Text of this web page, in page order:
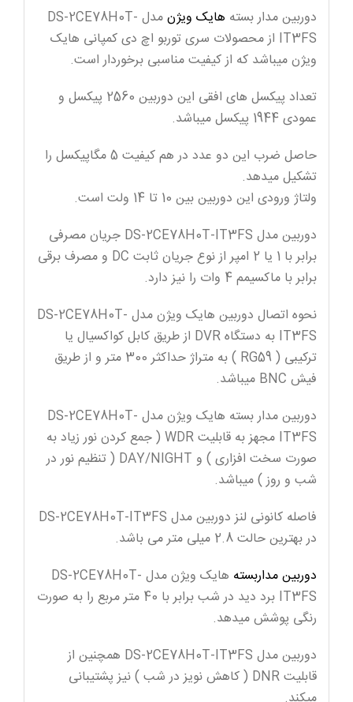
دوربین مدار بسته هایک ویژن
مدل DS-2CE78H0T-
IT3FS از محصولات سری توربو اچ دی کمپانی هایک
ویژن میباشد که از کیفیت مناسبی برخوردار است.
تعداد پیکسل های افقی این دوربین 2560 پیکسل و
عمودی 1944 پیکسل میباشد.
حاصل ضرب این دو عدد در هم کیفیت 5 مگاپیکسل را
تشکیل میدهد.
ولتاژ ورودی این دوربین بین 10 تا 14 ولت است.
دوربین مدل DS-2CE78H0T-IT3FS جریان مصرفی
برابر با 1 یا 2 امپر از نوع جریان ثابت DC و مصرف برقی
برابر با ماکسیمم 4 وات را نیز دارد.
نحوه اتصال دوربین هایک ویژن مدل DS-2CE78H0T-
IT3FS به دستگاه DVR از طریق کابل کواکسیال یا
ترکیبی ( RG59 ) به متراژ حداکثر 300 متر و از طریق
فیش BNC میباشد.
دوربین مدار بسته هایک ویژن مدل DS-2CE78H0T-
IT3FS مجهز به قابلیت WDR ( جمع کردن نور زیاد به
صورت سخت افزاری ) و DAY/NIGHT ( تنظیم نور در
شب و روز ) میباشد.
فاصله کانونی لنز دوربین مدل DS-2CE78H0T-IT3FS
در بهترین حالت 2.8 میلی متر می باشد.
دوربین مداربسته
هایک ویژن مدل DS-2CE78H0T-
IT3FS برد دید در شب برابر با 40 متر مربع را به صورت
رنگی پوشش میدهد.
دوربین مدل DS-2CE78H0T-IT3FS همچنین از
قابلیت DNR ( کاهش نویز در شب ) نیز پشتیبانی